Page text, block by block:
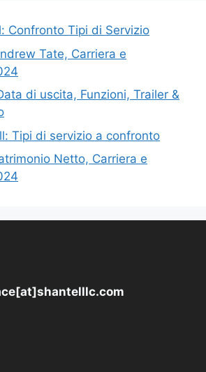
Confronto Tipi di Servizio
Tate, Carriera e
di uscita, Funzioni, Trailer &
Tipi di servizio a confronto
Netto, Carriera e